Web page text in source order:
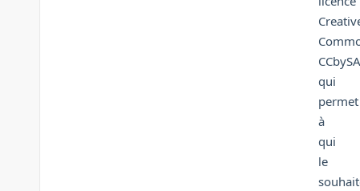
CCbySA
qui
permet
à
qui
le